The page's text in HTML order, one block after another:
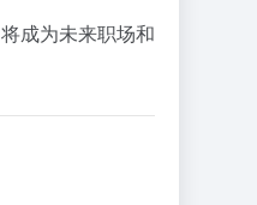
成为未来职场和